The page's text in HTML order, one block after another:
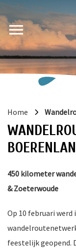
Home
450 kilometer
& Zoeterwoude
Op 10 februari
feestelijk geopend.